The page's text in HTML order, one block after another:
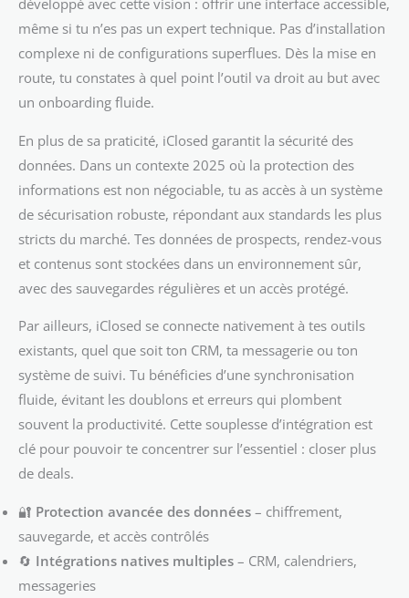
développé avec cette vision : offrir une interface accessible,
même si tu n’es pas un expert technique. Pas d’installation
complexe ni de configurations superflues. Dès la mise en
route, tu constates à quel point l’outil va droit au but avec
un onboarding fluide.
En plus de sa praticité, iClosed garantit la sécurité des
données. Dans un contexte 2025 où la protection des
informations est non négociable, tu as accès à un système
de sécurisation robuste, répondant aux standards les plus
stricts du marché. Tes données de prospects, rendez-vous
et contenus sont stockées dans un environnement sûr,
avec des sauvegardes régulières et un accès protégé.
Par ailleurs, iClosed se connecte nativement à tes outils
existants, quel que soit ton CRM, ta messagerie ou ton
système de suivi. Tu bénéficies d’une synchronisation
fluide, évitant les doublons et erreurs qui plombent
souvent la productivité. Cette souplesse d’intégration est
clé pour pouvoir te concentrer sur l’essentiel : closer plus
de deals.
🔐 Protection avancée des données – chiffrement,
sauvegarde, et accès contrôlés
🔄 Intégrations natives multiples – CRM, calendriers,
messageries